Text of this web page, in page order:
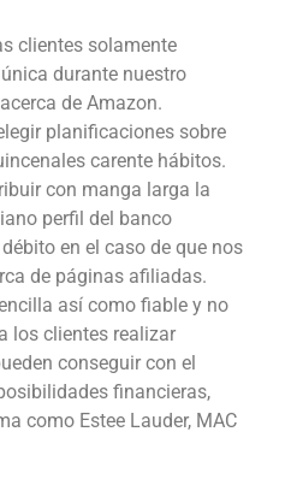
clientes solamente
durante nuestro
de Amazon.
planificaciones sobre
carente hábitos.
con manga larga la
perfil del banco
en el caso de que nos
de páginas afiliadas.
así­ como fiable y no
los clientes realizar
conseguir con el
financieras,
como Estee Lauder, MAC